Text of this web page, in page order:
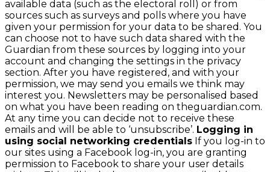
available data (such as the electoral roll) or from
sources such as surveys and polls where you have
given your permission for your data to be shared. You
can choose not to have such data shared with the
Guardian from these sources by logging into your
account and changing the settings in the privacy
section. After you have registered, and with your
permission, we may send you emails we think may
interest you. Newsletters may be personalised based
on what you have been reading on theguardian.com.
At any time you can decide not to receive these
emails and will be able to ‘unsubscribe’. Logging in
using social networking credentials If you log-in to
our sites using a Facebook log-in, you are granting
permission to Facebook to share your user details